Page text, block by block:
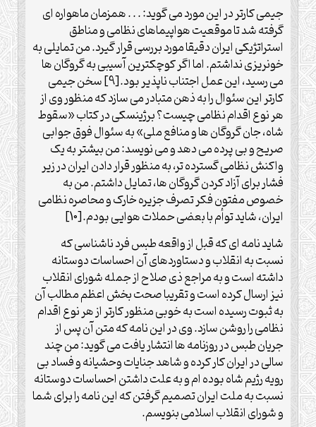
جیمی کارتر در این مورد می گوید: . . . همزمان ماهواره ای
گرفته شد تا موقعیت هواپیماهای نظامی و مناطق
استراتژیکی ایران دقیقا مورد بررسی قرار گیرد. من تمایلی به
خونریزی نداشتم. اما اگر کوچکترین آسیبی به گروگان ها
می رسید، این عمل اجتناب ناپذیر بود.[9] سخن جیمی
کارتر این سئوال را به ذهن متبادر می سازد که منظور وی از
هر نوع اقدام نظامی چیست؟ برژینسکی در کتاب «سقوط
شاه، جان گروگان ها و منافع ملی» به سئوال فوق جوابی
صریح و بی پرده می دهد و می نویسد: من بیشتر به یک
واکنش نظامی گسترده تر، به منظور قرار دادن ایران در زیر
فشار برای آزاد کردن گروگان ها، تمایل داشتم. من به
خصوص مفتون فکر تصرف جزیره خارک و محاصره نظامی
ایران، شاید توأم با بعضی حملات هوایی بودم.[10]
شاید نامه ای که قبل از واقعه طبس فرد ناشناسی که
نسبت به انقلاب و دستاوردهای آن احساسات دوستانه
داشته است و به مراجع ذی صلاح از جمله شورای انقلاب
نیز ارسال کرده است و تقریبا صحت بخش اعظم مطالب آن
به ثبوت رسیده است به خوبی منظور کارتر از هر نوع اقدام
نظامی را روشن سازد. وی در این نامه که متن آن پس از
جریان طبس در روزنامه ها انتشار یافت می گوید: من چند
سالی در ایران کار کرده و شاهد جنایات وحشیانه و فساد بی
رویه رژیم شاه بوده ام و به علت داشتن احساسات دوستانه
نسبت به ملت ایران تصمیم گرفتن که این نامه را برای شما
و شورای انقلاب اسلامی بنویسم.